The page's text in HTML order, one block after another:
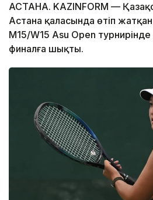
АСТАНА. KAZINFORM —
Астана қаласында өтіп
M15/W15 Asu Open
финалға шықты.